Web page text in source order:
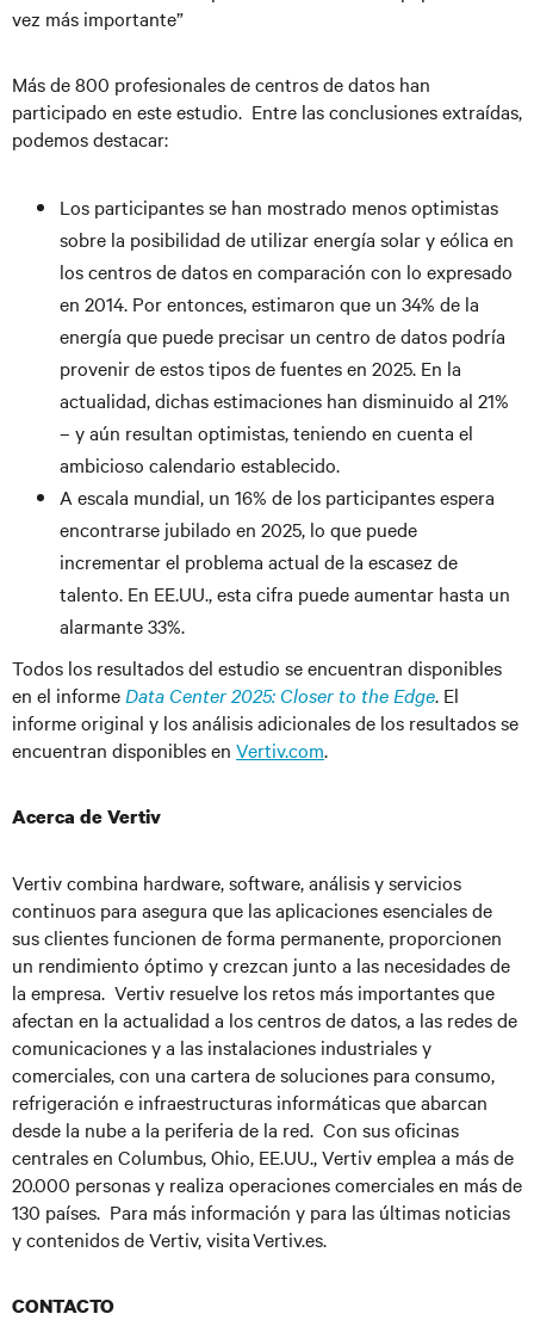
vez más importante”
Más de 800 profesionales de centros de datos han
participado en este estudio. Entre las conclusiones extraídas,
podemos destacar:
Los participantes se han mostrado menos optimistas
sobre la posibilidad de utilizar energía solar y eólica en
los centros de datos en comparación con lo expresado
en 2014. Por entonces, estimaron que un 34% de la
energía que puede precisar un centro de datos podría
provenir de estos tipos de fuentes en 2025. En la
actualidad, dichas estimaciones han disminuido al 21%
– y aún resultan optimistas, teniendo en cuenta el
ambicioso calendario establecido.
A escala mundial, un 16% de los participantes espera
encontrarse jubilado en 2025, lo que puede
incrementar el problema actual de la escasez de
talento. En EE.UU., esta cifra puede aumentar hasta un
alarmante 33%.
Todos los resultados del estudio se encuentran disponibles
en el informe Data Center 2025: Closer to the Edge. El
informe original y los análisis adicionales de los resultados se
encuentran disponibles en Vertiv.com.
Acerca de Vertiv
Vertiv combina hardware, software, análisis y servicios
continuos para asegura que las aplicaciones esenciales de
sus clientes funcionen de forma permanente, proporcionen
un rendimiento óptimo y crezcan junto a las necesidades de
la empresa. Vertiv resuelve los retos más importantes que
afectan en la actualidad a los centros de datos, a las redes de
comunicaciones y a las instalaciones industriales y
comerciales, con una cartera de soluciones para consumo,
refrigeración e infraestructuras informáticas que abarcan
desde la nube a la periferia de la red. Con sus oficinas
centrales en Columbus, Ohio, EE.UU., Vertiv emplea a más de
20.000 personas y realiza operaciones comerciales en más de
130 países. Para más información y para las últimas noticias
y contenidos de Vertiv, visita Vertiv.es.
CONTACTO